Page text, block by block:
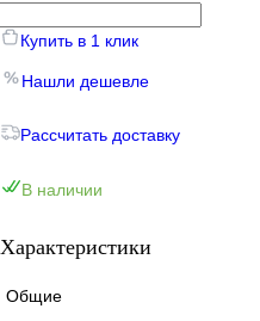
Купить в 1 клик
Нашли дешевле
Рассчитать доставку
В наличии
Характеристики
Общие